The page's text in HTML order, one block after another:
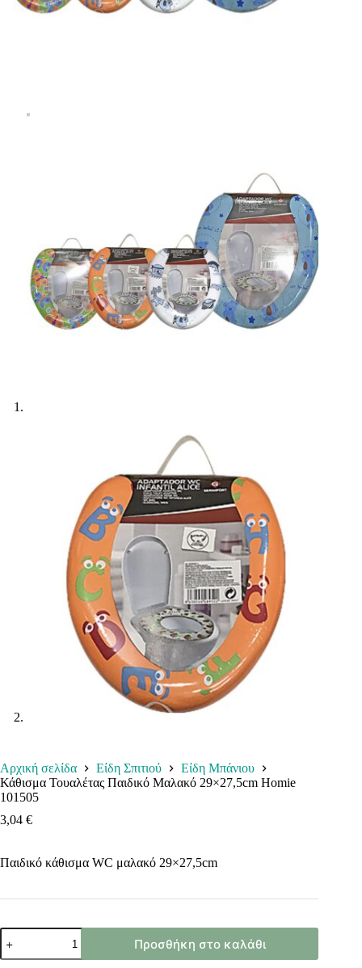
Αρχική σελίδα Είδη Σπιτιού
Είδη Μπάνιου
Κάθισμα Τουαλέτας Παιδικό Μαλακό 29×27,5cm Homie
101505
3,04 €
Παιδικό κάθισμα WC μαλακό 29×27,5cm
Κάθισμα
Τουαλέτας
Παιδικό
Προσθήκη στο καλάθι